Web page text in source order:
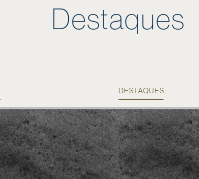
Destaques
DESTAQUES